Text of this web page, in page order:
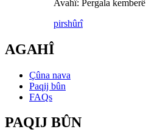
Avahî: Pergala kemberê
pirshûrî
AGAHÎ
Çûna nava
Paqij bûn
FAQs
PAQIJ BÛN